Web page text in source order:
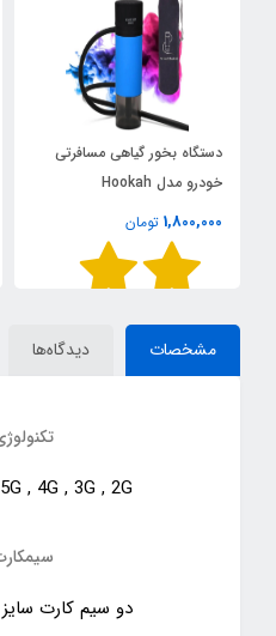
دستگاه بخور گیاهی مسافرتی
خودرو مدل Hookah
1,800,000 تومان
مشخصات دیدگاه‌ها
5G , 4G , 3G , 2G
دو سیم کارت سایز